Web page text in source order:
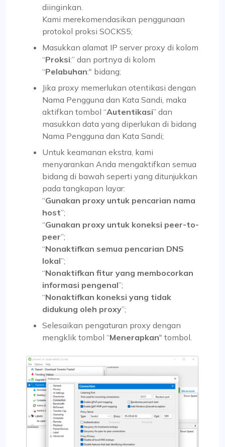
diinginkan.
Kami merekomendasikan penggunaan
protokol proksi SOCKS5;
Masukkan alamat IP server proxy di kolom
“Proksi:” dan portnya di kolom
“Pelabuhan:" bidang;
Jika proxy memerlukan otentikasi dengan
Nama Pengguna dan Kata Sandi, maka
aktifkan tombol “Autentikasi” dan
masukkan data yang diperlukan di bidang
Nama Pengguna dan Kata Sandi;
Untuk keamanan ekstra, kami
menyarankan Anda mengaktifkan semua
bidang di bawah seperti yang ditunjukkan
pada tangkapan layar:
“Gunakan proxy untuk pencarian nama
host”;
“Gunakan proxy untuk koneksi peer-to-
peer”;
“Nonaktifkan semua pencarian DNS
lokal”;
“Nonaktifkan fitur yang membocorkan
informasi pengenal”;
“Nonaktifkan koneksi yang tidak
didukung oleh proxy”;
Selesaikan pengaturan proxy dengan
mengklik tombol “Menerapkan" tombol.